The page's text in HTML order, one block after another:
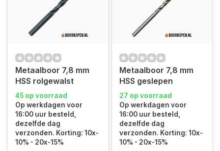
Metaalboor 7,8 mm
HSS rolgewalst
45 op voorraad
Op werkdagen voor
16:00 uur besteld,
dezelfde dag
verzonden. Korting: 10x-
10% - 20x-15%
Metaalboor 7,8 mm
HSS geslepen
27 op voorraad
Op werkdagen voor
16:00 uur besteld,
dezelfde dag
verzonden. Korting: 10x-
10% - 20x-15%